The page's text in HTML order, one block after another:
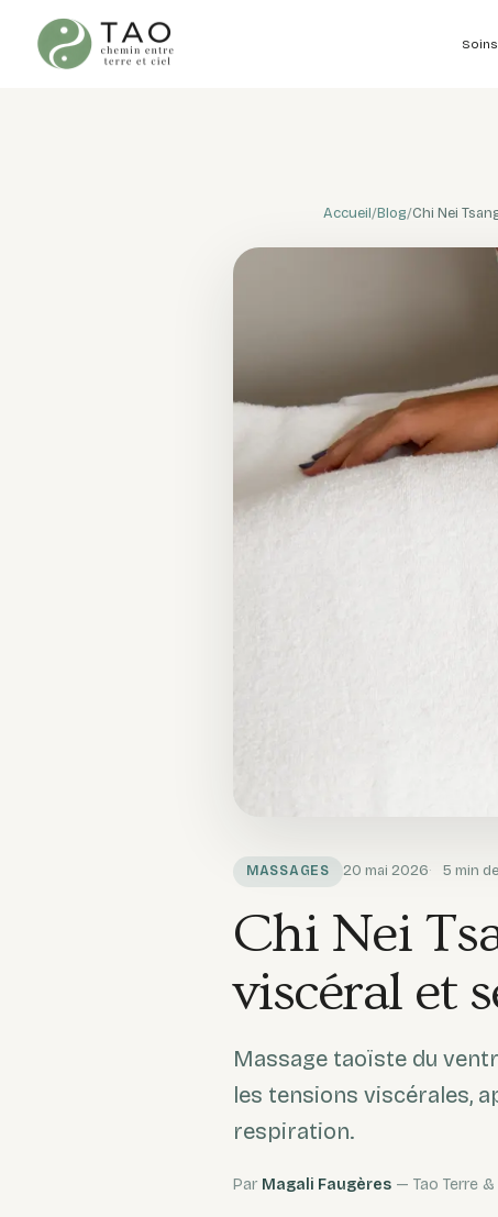
Accueil/Blog/Chi Nei
MASSAGES 20 mai 2026 5 min
Chi Nei
viscéral et
Massage taoïste du
les tensions viscérales,
respiration.
Par Magali Faugères — Tao Terre &